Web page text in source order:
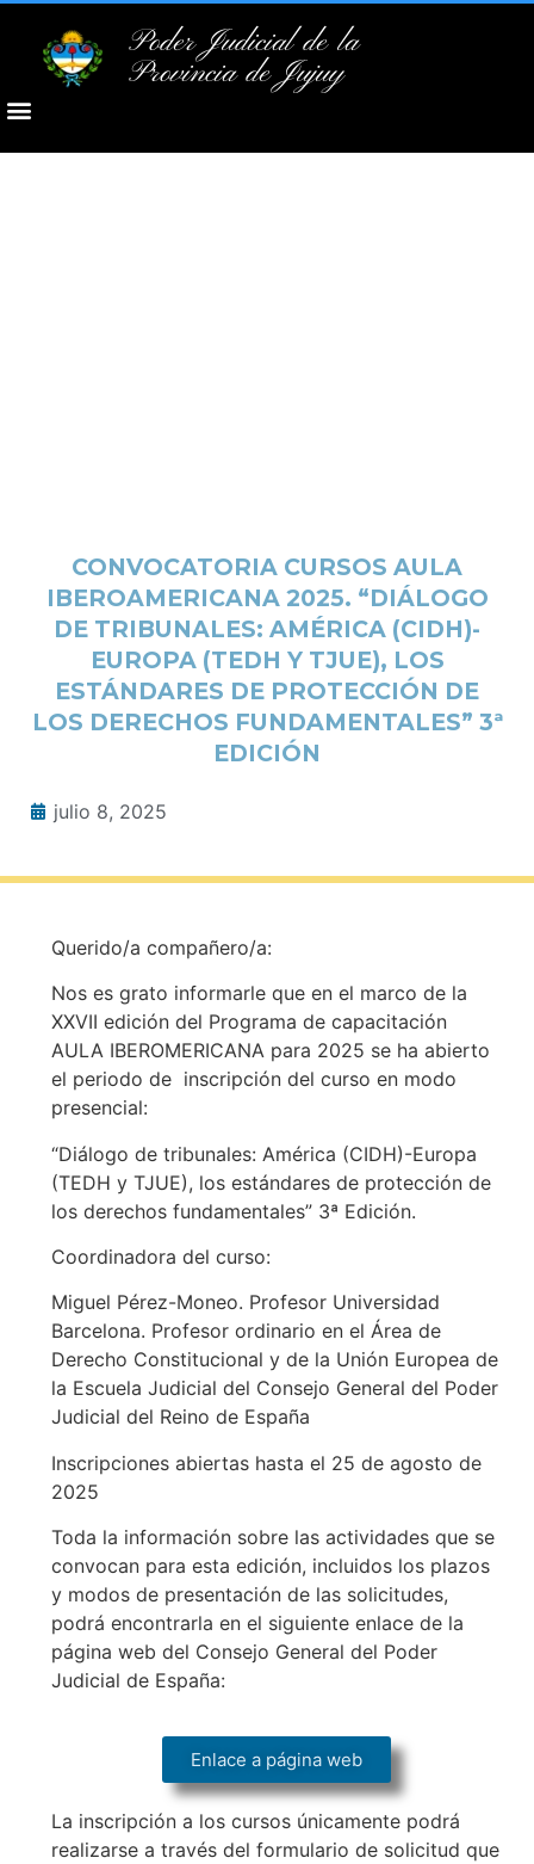
Poder Judicial de la
Provincia de Jujuy
CONVOCATORIA CURSOS AULA
IBEROAMERICANA 2025. “DIÁLOGO
DE TRIBUNALES: AMÉRICA (CIDH)-
EUROPA (TEDH Y TJUE), LOS
ESTÁNDARES DE PROTECCIÓN DE
LOS DERECHOS FUNDAMENTALES” 3ª
EDICIÓN
julio 8, 2025
Querido/a compañero/a:
Nos es grato informarle que en el marco de la
XXVII edición del Programa de capacitación
AULA IBEROMERICANA para 2025 se ha abierto
el periodo de inscripción del curso en modo
presencial:
“Diálogo de tribunales: América (CIDH)-Europa
(TEDH y TJUE), los estándares de protección de
los derechos fundamentales” 3ª Edición.
Coordinadora del curso:
Miguel Pérez-Moneo. Profesor Universidad
Barcelona. Profesor ordinario en el Área de
Derecho Constitucional y de la Unión Europea de
la Escuela Judicial del Consejo General del Poder
Judicial del Reino de España
Inscripciones abiertas hasta el 25 de agosto de
2025
Toda la información sobre las actividades que se
convocan para esta edición, incluidos los plazos
y modos de presentación de las solicitudes,
podrá encontrarla en el siguiente enlace de la
página web del Consejo General del Poder
Judicial de España:
Enlace a página web
La inscripción a los cursos únicamente podrá
realizarse a través del formulario de solicitud que